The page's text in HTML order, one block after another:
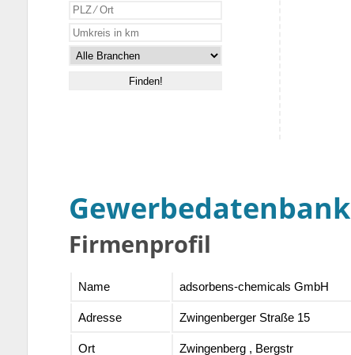
Gewerbedatenbank
Firmenprofil
Name adsorbens-chemicals GmbH
Adresse Zwingenberger Straße 15
Ort Zwingenberg , Bergstr